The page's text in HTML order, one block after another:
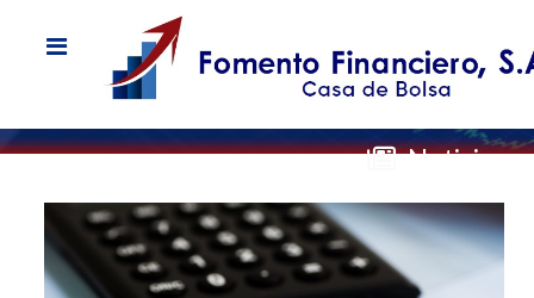
Noticias